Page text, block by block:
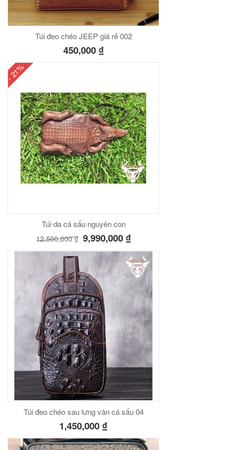
Túi đeo chéo JEEP giá rẻ 002
450,000 ₫
- 21%
Túi da cá sấu nguyên con
12,500,000₫ 9,990,000 ₫
Túi đeo chéo sau lưng vân cá sấu 04
1,450,000 ₫